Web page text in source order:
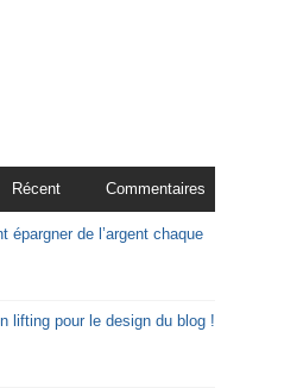
Récent Commentaires
épargner de l’argent chaque
lifting pour le design du blog !